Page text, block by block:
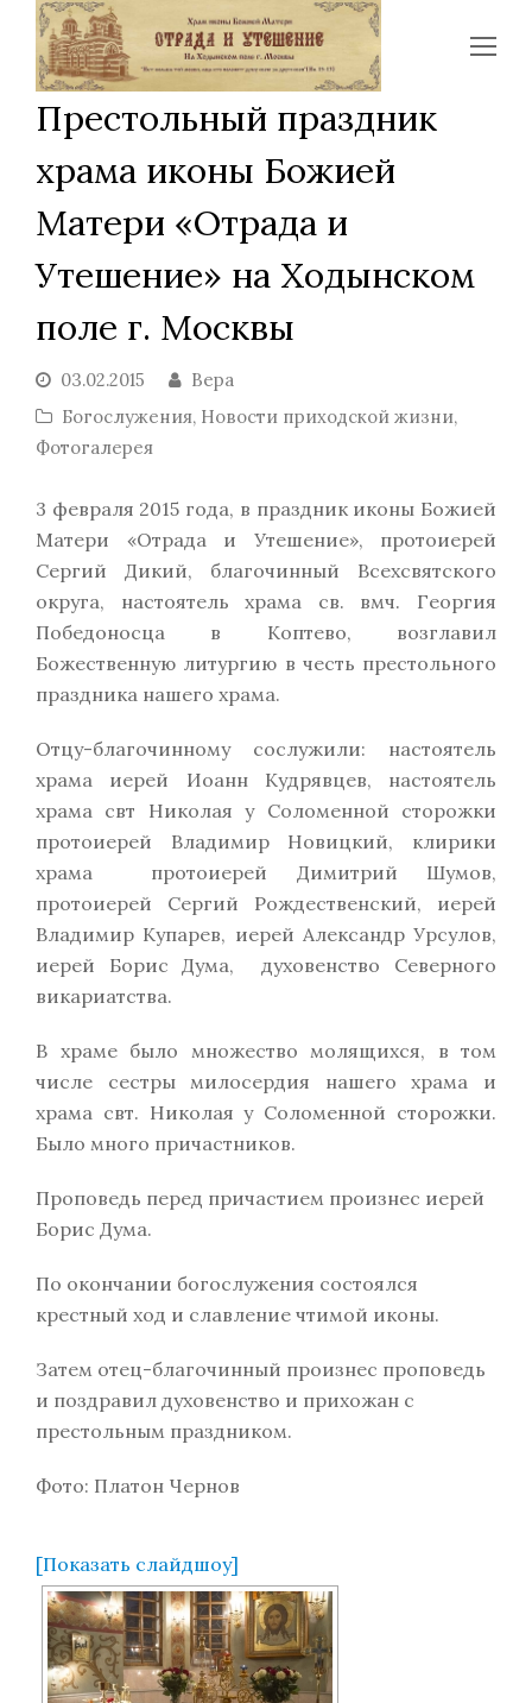
Престольный праздник
храма иконы Божией
Матери «Отрада и
Утешение» на Ходынском
поле г. Москвы
03.02.2015
Вера
Богослужения, Новости приходской жизни,
Фотогалерея
3 февраля 2015 года, в праздник иконы Божией
Матери «Отрада и Утешение», протоиерей
Сергий Дикий, благочинный Всехсвятского
округа, настоятель храма св. вмч. Георгия
Победоносца в Коптево, возглавил
Божественную литургию в честь престольного
праздника нашего храма.
Отцу-благочинному сослужили: настоятель
храма иерей Иоанн Кудрявцев, настоятель
храма свт Николая у Соломенной сторожки
протоиерей Владимир Новицкий, клирики
храма протоиерей Димитрий Шумов,
протоиерей Сергий Рождественский, иерей
Владимир Купарев, иерей Александр Урсулов,
иерей Борис Дума, духовенство Северного
викариатства.
В храме было множество молящихся, в том
числе сестры милосердия нашего храма и
храма свт. Николая у Соломенной сторожки.
Было много причастников.
Проповедь перед причастием произнес иерей
Борис Дума.
По окончании богослужения состоялся
крестный ход и славление чтимой иконы.
Затем отец-благочинный произнес проповедь
и поздравил духовенство и прихожан с
престольным праздником.
Фото: Платон Чернов
[Показать слайдшоу]